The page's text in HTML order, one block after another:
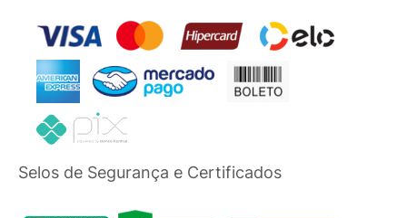
Selos de Segurança e Certificados